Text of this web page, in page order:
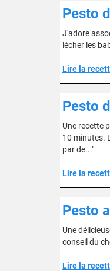
Pesto
J'adore
lécher les
Lire la
Pesto
Une recette
10 minutes.
par de..."
Lire la
Pesto
Une
conseil du
Lire la